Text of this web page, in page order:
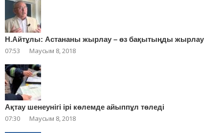
Н.Айтұлы: Астананы жырлау – өз бақытыңды жырлау
07:53 Маусым 8, 2018
Ақтау шенеунігі ірі көлемде айыппұл төледі
07:30 Маусым 8, 2018